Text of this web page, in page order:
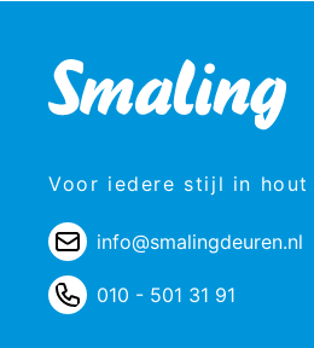
Voor iedere stijl in
info@smalingdeuren.nl
010 - 501 31 91